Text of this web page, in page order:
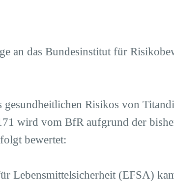
an das Bundesinstitut für
gesundheitlichen Risikos von
wird vom BfR aufgrund der
bewertet:
Lebensmittelsicherheit (EFSA)